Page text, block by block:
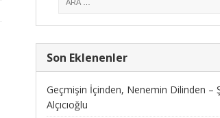
Son Eklenenler
Geçmişin İçinden, Nenemin Dilinden –
Alçıcıoğlu